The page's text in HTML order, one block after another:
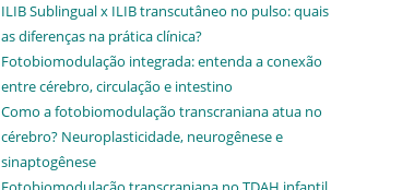
ILIB Sublingual x ILIB transcutâneo no pulso: quais
as diferenças na prática clínica?
Fotobiomodulação integrada: entenda a conexão
entre cérebro, circulação e intestino
Como a fotobiomodulação transcraniana atua no
cérebro? Neuroplasticidade, neurogênese e
sinaptogênese